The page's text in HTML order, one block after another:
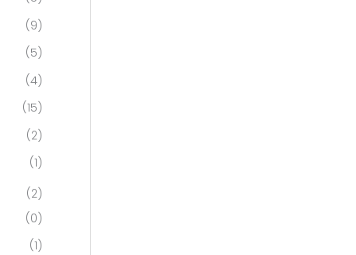
(9)
(5)
(4)
(15)
(2)
(1)
(2)
(0)
(1)